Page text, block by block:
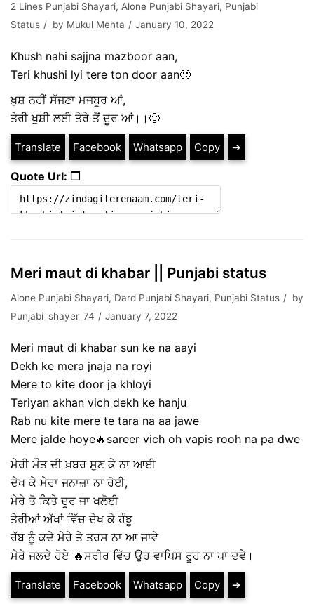
2 Lines Punjabi Shayari, Alone Punjabi Shayari, Punjabi
Status
by Mukul Mehta January 10, 2022
Khush nahi sajjna mazboor aan,
Teri khushi lyi tere ton door aan🙂
ਖ਼ੁਸ਼ ਨਹੀਂ ਸੱਜਣਾ ਮਜਬੂਰ ਆਂ,
ਤੇਰੀ ਖੁਸ਼ੀ ਲਈ ਤੇਰੇ ਤੋਂ ਦੂਰ ਆਂ।।🙂
Translate Facebook Whatsapp Copy ➔
Quote Url: ❐
Meri maut di khabar || Punjabi status
Alone Punjabi Shayari, Dard Punjabi Shayari, Punjabi Status
by
Punjabi_shayer_74
January 7, 2022
Meri maut di khabar sun ke na aayi
Dekh ke mera jnaja na royi
Mere to kite door ja khloyi
Teriyan akhan vich dekh ke hanju
Rab nu kite mere te tara na aa jawe
Mere jalde hoye🔥sareer vich oh vapis rooh na pa dwe
ਮੇਰੀ ਮੌਤ ਦੀ ਖ਼ਬਰ ਸੁਣ ਕੇ ਨਾ ਆਈ
ਦੇਖ ਕੇ ਮੇਰਾ ਜਨਾਜ਼ਾ ਨਾ ਰੋਈ,
ਮੇਰੇ ਤੋ ਕਿਤੇ ਦੂਰ ਜਾ ਖਲੋਈ
ਤੇਰੀਆਂ ਅੱਖਾਂ ਵਿੱਚ ਦੇਖ ਕੇ ਹੰਝੂ
ਰੱਬ ਨੂੰ ਕਦੇ ਮੇਰੇ ਤੇ ਤਰਸ ਨਾ ਆ ਜਾਵੇ
ਮੇਰੇ ਜਲਦੇ ਹੋਏ 🔥ਸਰੀਰ ਵਿੱਚ ਉਹ ਵਾਪਿਸ ਰੂਹ ਨਾ ਪਾ ਦਵੇ।
Translate Facebook Whatsapp Copy ➔